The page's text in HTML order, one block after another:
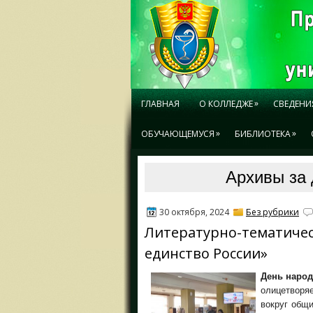
ГЛАВНАЯ О КОЛЛЕДЖЕ»
ОБУЧАЮЩЕМУСЯ» БИБЛИОТЕКА»
Архивы за
30 октября, 2024 Без рубрики
Литературно-
единство России»
День
вокруг